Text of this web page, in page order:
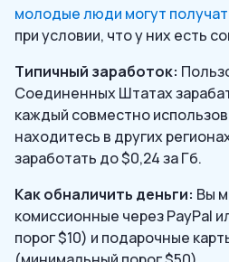
молодые люди могут
при условии, что у них есть
Типичный заработок:
Соединенных Штатах
каждый совместно
находитесь в других
заработать до $0,24 за Гб.
Как обналичить деньги: Вы
комиссионные через PayPal
порог $10) и подарочные